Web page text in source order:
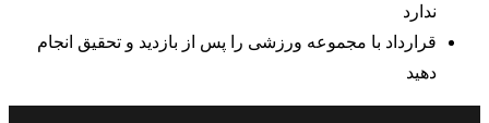
ندارد
قرارداد با مجموعه ورزشی را پس از بازدید و تحقیق انجام
دهید